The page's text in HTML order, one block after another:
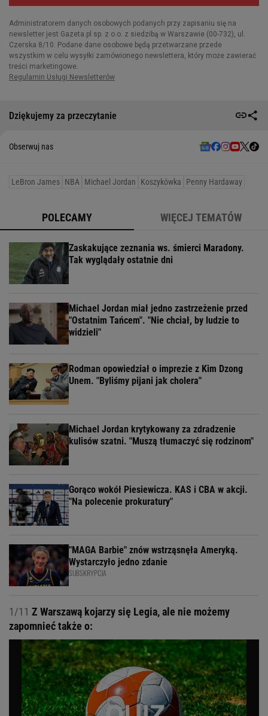
Dziękujemy za przeczytanie
Obserwuj nas
LeBron James NBA Michael Jordan Koszykówka Penny Hardaway
POLECAMY WIĘCEJ TEMATÓW
Zaskakujące zeznania ws. śmierci Maradony.
Tak wyglądały ostatnie dni
Michael Jordan miał jedno zastrzeżenie przed
"Ostatnim Tańcem". "Nie chciał, by ludzie to
widzieli"
Rodman opowiedział o imprezie z Kim Dzong
Unem. "Byliśmy pijani jak cholera"
Michael Jordan krytykowany za zdradzenie
kulisów szatni. "Muszą tłumaczyć się rodzinom"
Gorąco wokół Piesiewicza. KAS i CBA w akcji.
"Na polecenie prokuratury"
"MAGA Barbie" znów wstrząsnęła Ameryką.
Wystarczyło jedno zdanie
SUBSKRYPCJA
1/11 Z Warszawą kojarzy się Legia, ale nie możemy
zapomnieć także o: